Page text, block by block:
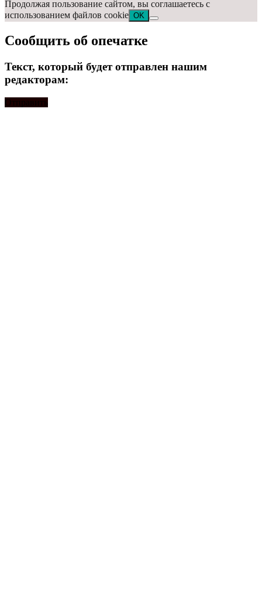
Продолжая пользование сайтом, вы соглашаетесь с
использованием файлов cookie OK
Сообщить об опечатке
Текст, который будет отправлен нашим
редакторам:
Отправить